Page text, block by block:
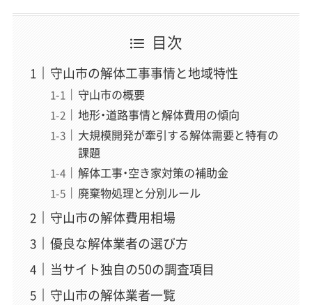
目次
守山市の解体工事事情と地域特性
守山市の概要
地形・道路事情と解体費用の傾向
大規模開発が牽引する解体需要と特有の
課題
解体工事・空き家対策の補助金
廃棄物処理と分別ルール
守山市の解体費用相場
優良な解体業者の選び方
当サイト独自の50の調査項目
守山市の解体業者一覧